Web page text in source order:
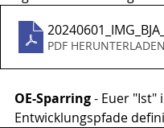
PDF
OE-Sparring - Euer "Ist"
Entwicklungspfade